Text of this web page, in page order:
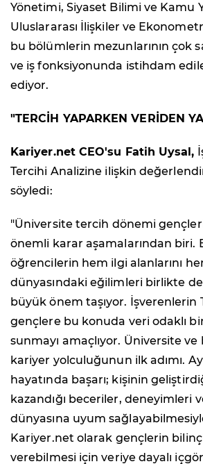
Yönetimi, Siyaset Bilimi ve Kamu
Uluslararası İlişkiler ve
bu bölümlerin mezunlarının çok
ve iş fonksiyonunda istihdam
ediyor.
"TERCİH YAPARKEN VERİDEN
Kariyer.net CEO'su Fatih Uysal,
Tercihi Analizine ilişkin
söyledi:
"Üniversite tercih dönemi
önemli karar aşamalarından biri.
öğrencilerin hem ilgi alanlarını
dünyasındaki eğilimleri birlikte
büyük önem taşıyor. İşverenlerin
gençlere bu konuda veri odaklı bir
sunmayı amaçlıyor. Üniversite
kariyer yolculuğunun ilk adımı.
hayatında başarı; kişinin
kazandığı beceriler, deneyimleri
dünyasına uyum
Kariyer.net olarak gençlerin
verebilmesi için veriye dayalı